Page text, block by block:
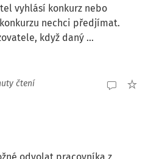
vyhlásí konkurz nebo
nechci předjímat.
když daný ...
čtení